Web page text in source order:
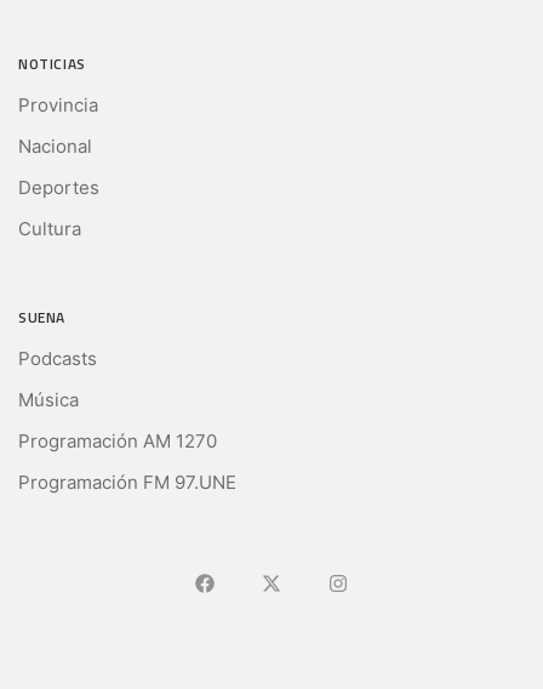
NOTICIAS
Provincia
Nacional
Deportes
Cultura
SUENA
Podcasts
Música
Programación AM 1270
Programación FM 97.UNE
Ir a FacebookIr a X (Ex-Twitter)
Ir a